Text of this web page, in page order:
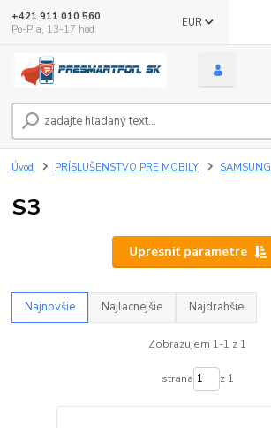
EUR
+421 911 010 560
Po-Pia, 13-17 hod.
Úvod PRÍSLUŠENSTVO PRE MOBILY SAMSUNG
S3
Upresniť parametre
Najnovšie Najlacnejšie Najdrahšie
Zobrazujem 1-1 z 1
strana z 1